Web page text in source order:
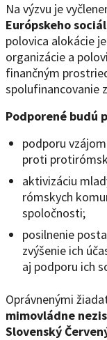
Na výzvu je
Európskeho
polovica alokácie
organizácie a
finančným
spolufinancovanie
Podporené budú
podporu
proti
aktivizáciu
rómskych
spoločnosti;
posilnenie
zvýšenie ich
aj podporu ich
Oprávnenými
mimovládne
Slovenský